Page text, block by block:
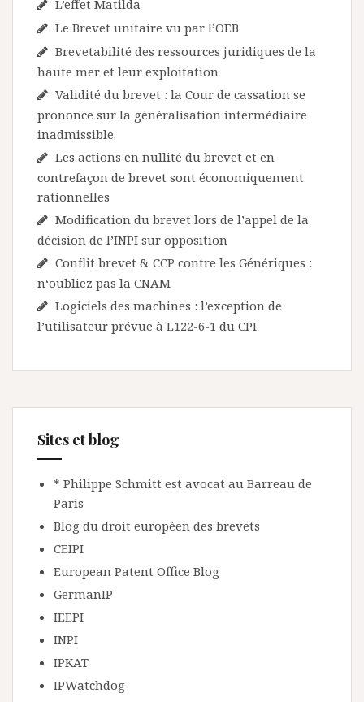
L’effet Matilda
Le Brevet unitaire vu par l’OEB
Brevetabilité des ressources juridiques de la
haute mer et leur exploitation
Validité du brevet : la Cour de cassation se
prononce sur la généralisation intermédiaire
inadmissible.
Les actions en nullité du brevet et en
contrefaçon de brevet sont économiquement
rationnelles
Modification du brevet lors de l’appel de la
décision de l’INPI sur opposition
Conflit brevet & CCP contre les Génériques :
n‘oubliez pas la CNAM
Logiciels des machines : l’exception de
l’utilisateur prévue à L122-6-1 du CPI
Sites et blog
* Philippe Schmitt est avocat au Barreau de
Paris
Blog du droit européen des brevets
CEIPI
European Patent Office Blog
GermanIP
IEEPI
INPI
IPKAT
IPWatchdog